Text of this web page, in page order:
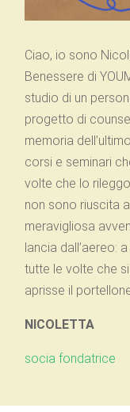
Ciao, io sono
Benessere di
studio di un
progetto di
memoria
corsi e seminari
volte che lo
non sono riuscita
meravigliosa
lancia dall’aereo:
tutte le volte che
aprisse il
NICOLETTA
socia fondatrice